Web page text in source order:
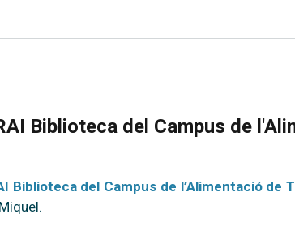
Biblioteca del Campus de
Biblioteca del Campus de l’Alimentació de